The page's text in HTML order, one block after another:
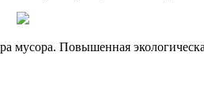
мусора. Повышенная